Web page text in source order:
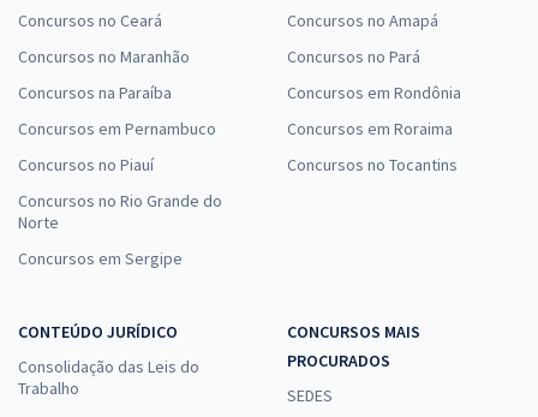
Concursos no Ceará
Concursos no Maranhão
Concursos na Paraíba
Concursos em Pernambuco
Concursos no Piauí
Concursos no Rio Grande do
Norte
Concursos em Sergipe
Concursos no Amapá
Concursos no Pará
Concursos em Rondônia
Concursos em Roraima
Concursos no Tocantins
CONTEÚDO JURÍDICO
Consolidação das Leis do
Trabalho
CONCURSOS MAIS
PROCURADOS
SEDES